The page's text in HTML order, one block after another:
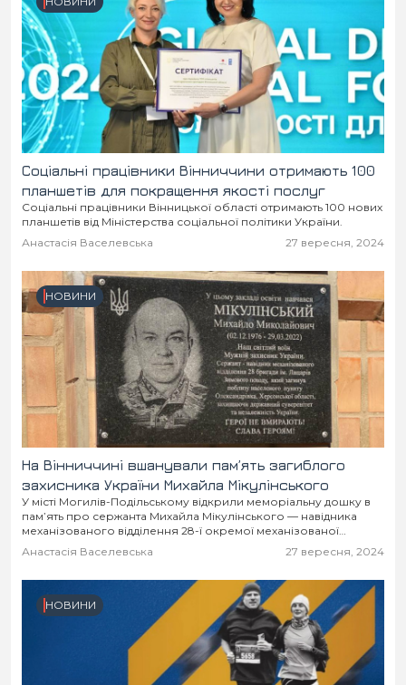
Соціальні працівники Вінниччини отримають 100
планшетів для покращення якості послуг
Соціальні працівники Вінницької області отримають 100 нових
планшетів від Міністерства соціальної політики України.
Анастасія Васелевська
27 вересня, 2024
НОВИНИ
На Вінниччині вшанували пам’ять загиблого
захисника України Михайла Мікулінського
У місті Могилів-Подільському відкрили меморіальну дошку в
пам’ять про сержанта Михайла Мікулінського — навідника
механізованого відділення 28-ї окремої механізованої
бригади імені Лицарів зимового походу.
Анастасія Васелевська 27 вересня, 2024
НОВИНИ